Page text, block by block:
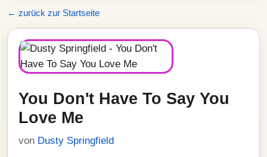
← zurück zur Startseite
You Don't Have To Say You
Love Me
von Dusty Springfield